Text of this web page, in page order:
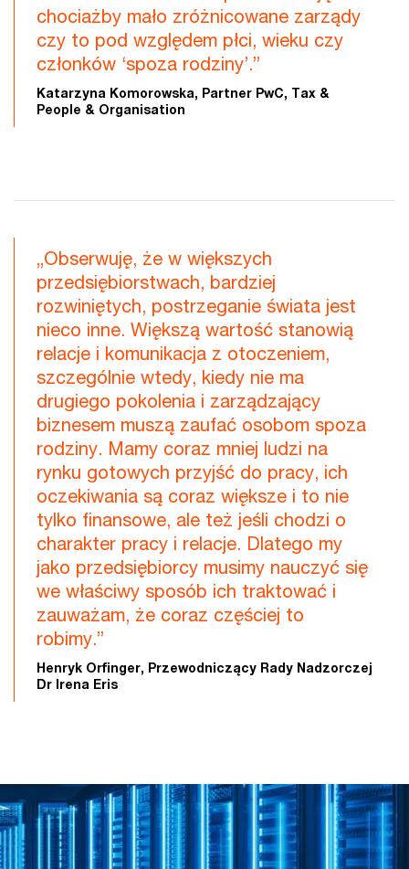
chociażby mało zróżnicowane zarządy
czy to pod względem płci, wieku czy
członków ‘spoza rodziny’.”
Katarzyna Komorowska, Partner PwC, Tax &
People & Organisation
„Obserwuję, że w większych
przedsiębiorstwach, bardziej
rozwiniętych, postrzeganie świata jest
nieco inne. Większą wartość stanowią
relacje i komunikacja z otoczeniem,
szczególnie wtedy, kiedy nie ma
drugiego pokolenia i zarządzający
biznesem muszą zaufać osobom spoza
rodziny. Mamy coraz mniej ludzi na
rynku gotowych przyjść do pracy, ich
oczekiwania są coraz większe i to nie
tylko finansowe, ale też jeśli chodzi o
charakter pracy i relacje. Dlatego my
jako przedsiębiorcy musimy nauczyć się
we właściwy sposób ich traktować i
zauważam, że coraz częściej to
robimy.”
Henryk Orfinger, Przewodniczący Rady Nadzorczej
Dr Irena Eris